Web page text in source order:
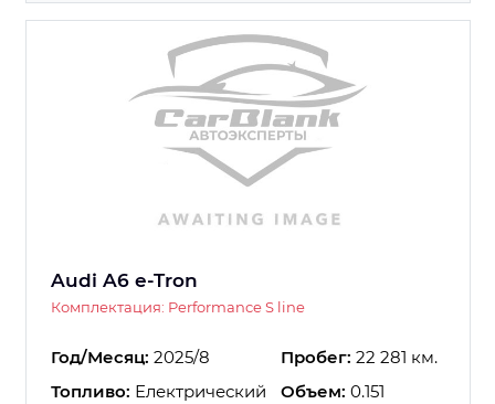
Audi A6 e-Tron
Комплектация: Performance S line
Год/Месяц: 2025/8 Пробег: 22 281 км.
Топливо: Електрический Объем: 0.151